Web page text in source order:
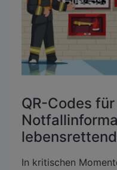
QR-Codes
In kritischen